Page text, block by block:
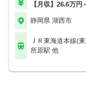
【月収】26.6万円
静岡県 湖西市
ＪＲ東海道本線(
所原駅 他